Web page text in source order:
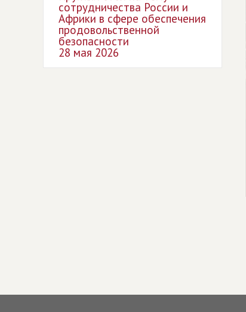
сотрудничества России и
Африки в сфере обеспечения
продовольственной
безопасности
28 мая 2026